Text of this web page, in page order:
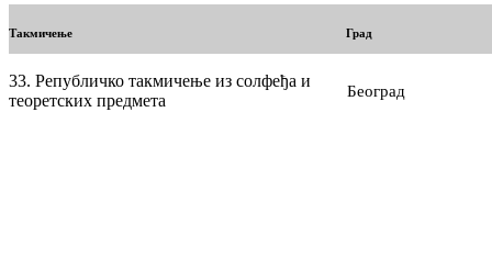
Такмичење Град
33. Републичко такмичење из солфеђа и
теоретских предмета
Београд